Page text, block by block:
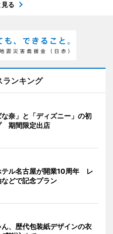
見る
ランキング
奈」と「ディズニー」の初
期間限定出店
テル名古屋が開業10周年 レ
どで記念プラン
、歴代包装紙デザインの衣